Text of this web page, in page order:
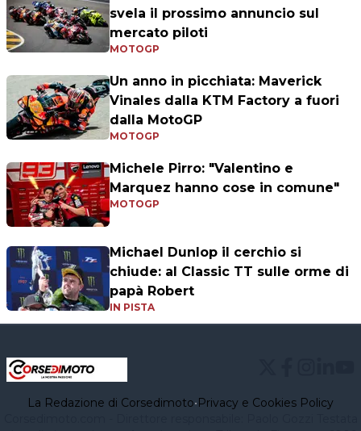
svela il prossimo annuncio sul
mercato piloti
MOTOGP
Un anno in picchiata: Maverick
Vinales dalla KTM Factory a fuori
dalla MotoGP
MOTOGP
Michele Pirro: "Valentino e
Marquez hanno cose in comune"
MOTOGP
Michael Dunlop il cerchio si
chiude: al Classic TT sulle orme di
papà Robert
IN PISTA
La Redazione di Corsedimoto•Privacy e Cookies Policy